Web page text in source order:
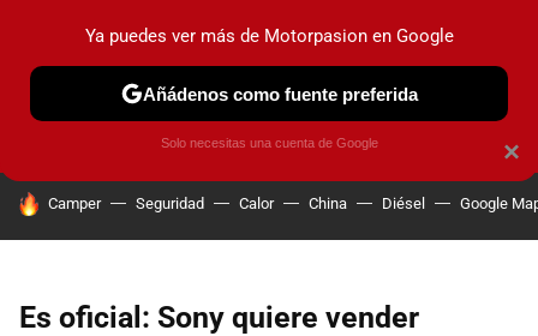
PRUEBAS COCHES ELÉCTRICOS OBSERVATORIO
HOY SE HABLA DE
Camper Seguridad Calor China Diésel Google
Es oficial: Sony quiere vender
×
Ya puedes ver más de Motorpasion en Google
Añádenos como fuente preferida
Solo necesitas una cuenta de Google